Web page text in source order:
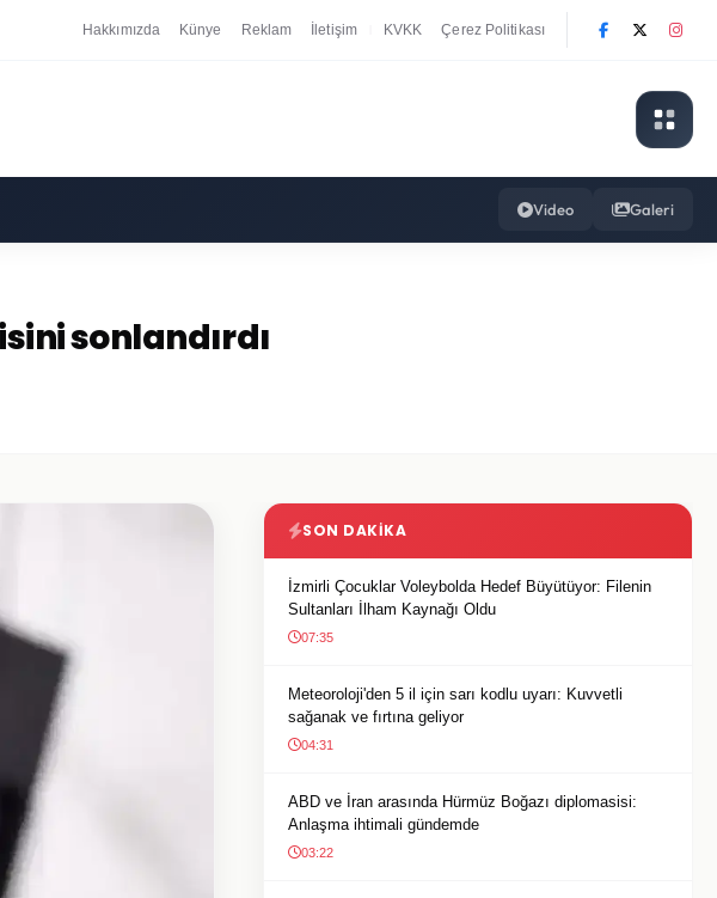
Hakkımızda Künye Reklam İletişim KVKK Çerez Politikası
Video Galeri
sonlandırdı
SON DAKIKA
İzmirli Çocuklar Voleybolda Hedef Büyütüyor: Filenin
Sultanları İlham Kaynağı Oldu
07:35
Meteoroloji'den 5 il için sarı kodlu uyarı: Kuvvetli
sağanak ve fırtına geliyor
04:31
ABD ve İran arasında Hürmüz Boğazı diplomasisi:
Anlaşma ihtimali gündemde
03:22